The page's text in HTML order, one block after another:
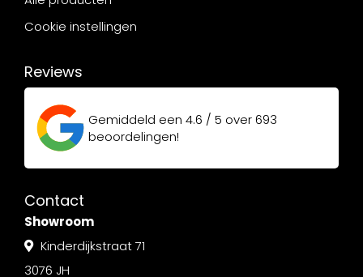
Cookie instellingen
Reviews
Gemiddeld een 4.6 / 5 over693
beoordelingen!
Contact
Showroom
Kinderdijkstraat 71
3076 JH